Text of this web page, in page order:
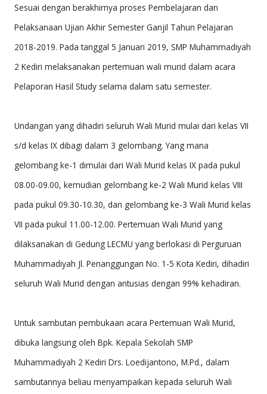
U
H
A
M
M
A
D
IY
A
H
2
K
E
D
I
Sesuai dengan berakhirnya proses Pembelajaran dan
Pelaksanaan Ujian Akhir Semester Ganjil Tahun Pelajaran
2018-2019. Pada tanggal 5 Januari 2019, SMP Muhammadiyah
2 Kediri melaksanakan pertemuan wali murid dalam acara
Pelaporan Hasil Study selama dalam satu semester.
Undangan yang dihadiri seluruh Wali Murid mulai dari kelas VII
s/d kelas IX dibagi dalam 3 gelombang. Yang mana
gelombang ke-1 dimulai dari Wali Murid kelas IX pada pukul
08.00-09.00, kemudian gelombang ke-2 Wali Murid kelas VIII
pada pukul 09.30-10.30, dan gelombang ke-3 Wali Murid kelas
VII pada pukul 11.00-12.00. Pertemuan Wali Murid yang
dilaksanakan di Gedung LECMU yang berlokasi di Perguruan
Muhammadiyah Jl. Penanggungan No. 1-5 Kota Kediri, dihadiri
seluruh Wali Murid dengan antusias dengan 99% kehadiran.
Untuk sambutan pembukaan acara Pertemuan Wali Murid,
dibuka langsung oleh Bpk. Kepala Sekolah SMP
Muhammadiyah 2 Kediri Drs. Loedijantono, M.Pd., dalam
sambutannya beliau menyampaikan kepada seluruh Wali